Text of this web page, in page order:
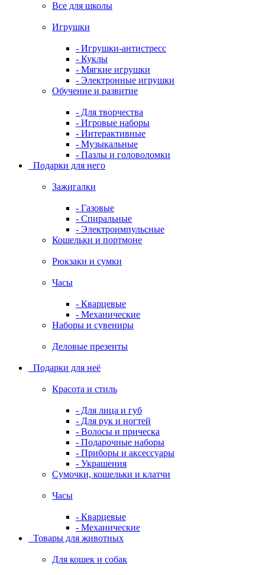
Все для школы
Игрушки
- Игрушки-антистресс
- Куклы
- Мягкие игрушки
- Электронные игрушки
Обучение и развитие
- Для творчества
- Игровые наборы
- Интерактивные
- Музыкальные
- Пазлы и головоломки
Подарки для него
Зажигалки
- Газовые
- Спиральные
- Электроимпульсные
Кошельки и портмоне
Рюкзаки и сумки
Часы
- Кварцевые
- Механические
Наборы и сувениры
Деловые презенты
Подарки для неё
Красота и стиль
- Для лица и губ
- Для рук и ногтей
- Волосы и прическа
- Подарочные наборы
- Приборы и аксессуары
- Украшения
Сумочки, кошельки и клатчи
Часы
- Кварцевые
- Механические
Товары для животных
Для кошек и собак